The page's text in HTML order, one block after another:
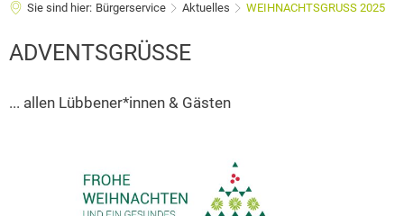
Sie sind hier: Bürgerservice Aktuelles WEIHNACHTSGRUSS 2025
ADVENTSGRÜSSE
... allen Lübbener*innen & Gästen